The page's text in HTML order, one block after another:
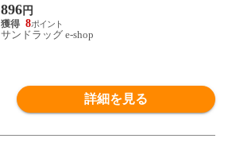
896円
8
サンドラッグ e-shop
詳細を見る